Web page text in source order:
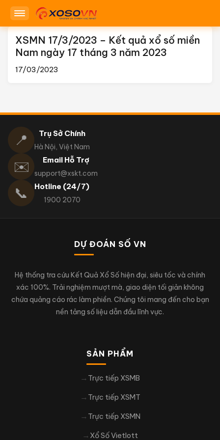
XSMN 17/3/2023 – Kết quả xổ số miền
Nam ngày 17 tháng 3 năm 2023
17/03/2023
📍 Trụ Sở Chính
Hà Nội, Việt Nam
✉️ Email Hỗ Trợ
support@xskt.com
📞 Hotline (24/7)
1900 2070
DỰ ĐOÁN SỐ VN
Hệ thống tra cứu Kết Quả Xổ Số hiện đại, siêu tốc và chính
xác 100%. Trải nghiệm mượt mà, giao diện tối giản không
chứa quảng cáo rác làm phiền. Chúng tôi mang đến cho bạn
nền tảng số liệu dẫn đầu lĩnh vực.
SẢN PHẨM
Trực tiếp XSMB
Trực tiếp XSMT
Trực tiếp XSMN
Xổ Số Vietlott